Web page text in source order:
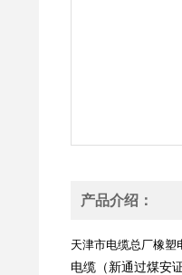
产品介绍：
天津市电缆总厂橡
电缆（新通过煤安